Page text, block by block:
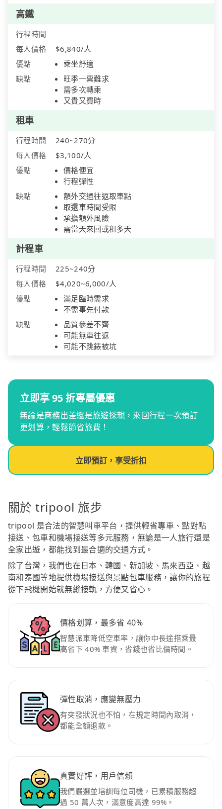
高鐵
行程時間
每人價格
$6,840/人
優點
乘坐舒適
缺點
旺季一票難求
需多次轉乘
又貴又費時
租車
行程時間
240~270分
每人價格
$3,100/人
優點
價格便宜
行程彈性
缺點
額外交通往返取車點
取還車時間受限
承擔額外風險
需當天來回或租多天
計程車
行程時間
225~240分
每人價格
$4,020~6,000/人
優點
滿足臨時需求
不需事先付款
缺點
品質參差不齊
可能無車往返
可能不跳錶被坑
立即享 95 折專屬優惠
無論是商務出差還是旅遊探親，來回行程一次預訂
更划算，輕鬆節省旅費！
立即預訂，享受折扣
關於 tripool 旅步
tripool 是合法的智慧叫車平台，提供輕省專車、點對點
接送、包車和機場接送等多元服務，無論是一人旅行還是
全家出遊，都能找到最合適的交通方式。
除了台灣，我們也在日本、韓國、新加坡、馬來西亞、越
南和泰國等地提供機場接送與景點包車服務，讓你的旅程
從下飛機開始就無縫接軌，方便又省心。
價格划算，最多省 40%
智慧派車降低空車率，讓你中長途搭乘最
高省下 40% 車資，省錢也省比價時間。
彈性取消，應變無壓力
有突發狀況也不怕，在規定時間內取消，
都能全額退款。
真實好評，用戶信賴
我們嚴選並培訓每位司機，已累積服務超
過 50 萬人次，滿意度高達 99%。